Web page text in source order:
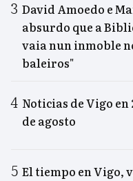
David Amoedo e
absurdo que a
vaia nun inmoble
baleiros"
Noticias de Vigo en
de agosto
El tiempo en Vigo,